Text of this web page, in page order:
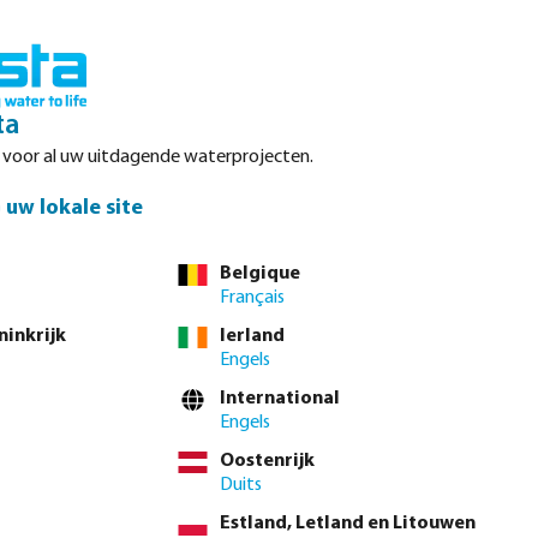
op het
zijn het
van de
voor al uw uitdagende waterprojecten.
uw lokale site
Belgique
Français
Ierland
Engels
International
Engels
Oostenrijk
Duits
Estland, Letland en Litouwen